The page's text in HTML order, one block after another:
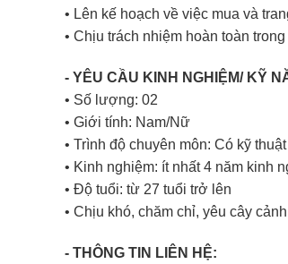
• Lên kế hoạch về việc mua và
• Chịu trách nhiệm hoàn toàn
- YÊU CẦU KINH NGHIỆM/ KỸ
• Số lượng: 02
• Giới tính: Nam/Nữ
• Trình độ chuyên môn: Có kỹ
• Kinh nghiệm: ít nhất 4 năm kinh
• Độ tuổi: từ 27 tuổi trở lên
• Chịu khó, chăm chỉ, yêu cây
- THÔNG TIN LIÊN HỆ: